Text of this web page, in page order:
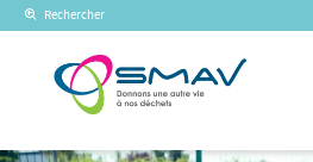
Rechercher